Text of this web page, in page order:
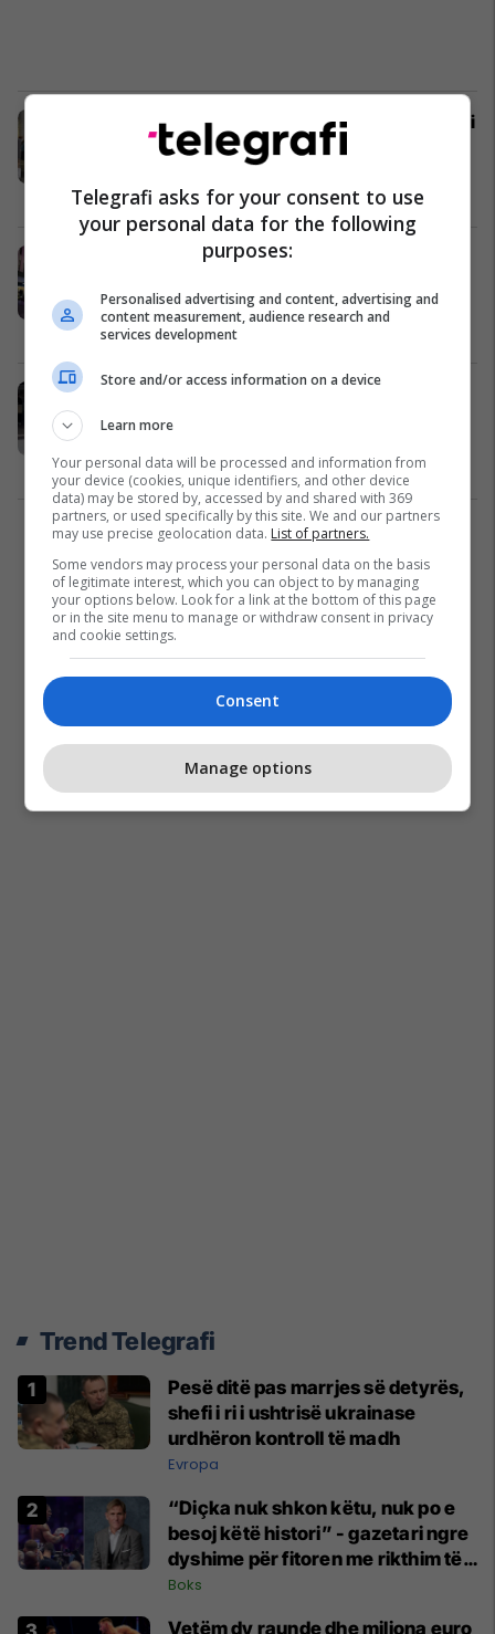
Shteti i Victorias në Australi raportoi
të dielën 17 viktima nga
coronavirusi, rastet po rriten
Nga Bota 10/08/2020
Shteti i Victorias zbaton masa të
pandemisë - kufizimet pritet të
zgjasin deri më 13 shtator
Nga Bota
interesante për të mbrojtur vetën
Interesante 27/07/2020
1
Trend Telegrafi
Pesë ditë pas marrjes së detyrës,
shefi i ri i ushtrisë ukrainase
urdhëron kontroll të madh
Evropa
“Diçka nuk shkon këtu, nuk po e
besoj këtë histori” - gazetari ngre
dyshime për fitoren me rikthim të
Joshuas
Boks
Vetëm dy raunde dhe miliona euro
Telegrafi asks for your consent to use
your personal data for the following
purposes:
Personalised advertising and content, advertising and
content measurement, audience research and
services development
Store and/or access information on a device
Learn more
Your personal data will be processed and information from
your device (cookies, unique identifiers, and other device
data) may be stored by, accessed by and shared with 369
partners, or used specifically by this site. We and our partners
may use precise geolocation data. List of partners.
Some vendors may process your personal data on the basis
of legitimate interest, which you can object to by managing
your options below. Look for a link at the bottom of this page
or in the site menu to manage or withdraw consent in privacy
and cookie settings.
Consent
Manage options